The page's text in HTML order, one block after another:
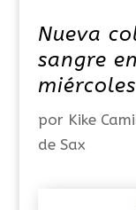
Nueva
sangre
por Kike
de Sax